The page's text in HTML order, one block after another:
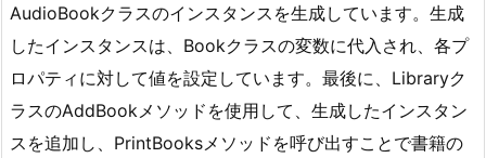
AudioBookクラスのインスタンスを生成しています。生成
したインスタンスは、Bookクラスの変数に代入され、各プ
ロパティに対して値を設定しています。最後に、Libraryク
ラスのAddBookメソッドを使用して、生成したインスタン
スを追加し、PrintBooksメソッドを呼び出すことで書籍の